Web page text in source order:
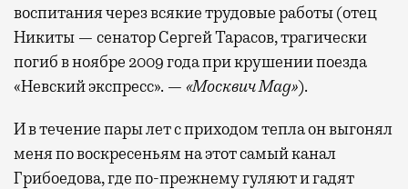
воспитания через всякие трудовые работы (отец
Никиты — сенатор Сергей Тарасов, трагически
погиб в ноябре 2009 года при крушении поезда
«Невский экспресс». — «Москвич Mag»).
И в течение пары лет с приходом тепла он выгонял
меня по воскресеньям на этот самый канал
Грибоедова, где по-прежнему гуляют и гадят